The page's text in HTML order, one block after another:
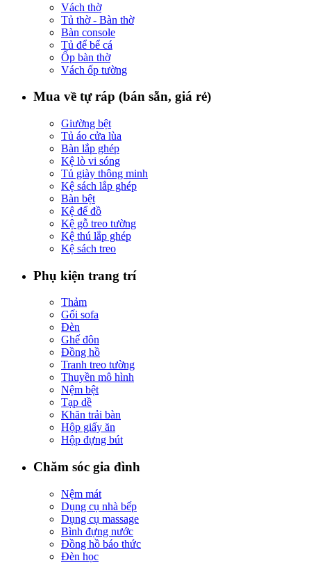
Vách thờ
Tủ thờ - Bàn thờ
Bàn console
Tủ để bể cá
Ốp bàn thờ
Vách ốp tường
Mua về tự ráp (bán sẵn, giá rẻ)
Giường bệt
Tủ áo cửa lùa
Bàn lắp ghép
Kệ lò vi sóng
Tủ giày thông minh
Kệ sách lắp ghép
Bàn bệt
Kệ để đồ
Kệ gỗ treo tường
Kệ thú lắp ghép
Kệ sách treo
Phụ kiện trang trí
Thảm
Gối sofa
Đèn
Ghế đôn
Đồng hồ
Tranh treo tường
Thuyền mô hình
Nệm bệt
Tạp dề
Khăn trải bàn
Hộp giấy ăn
Hộp đựng bút
Chăm sóc gia đình
Nệm mát
Dụng cụ nhà bếp
Dụng cụ massage
Bình đựng nước
Đồng hồ báo thức
Đèn học